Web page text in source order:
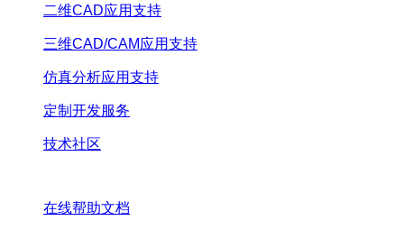
二维CAD应用支持
三维CAD/CAM应用支持
仿真分析应用支持
定制开发服务
技术社区
在线帮助文档